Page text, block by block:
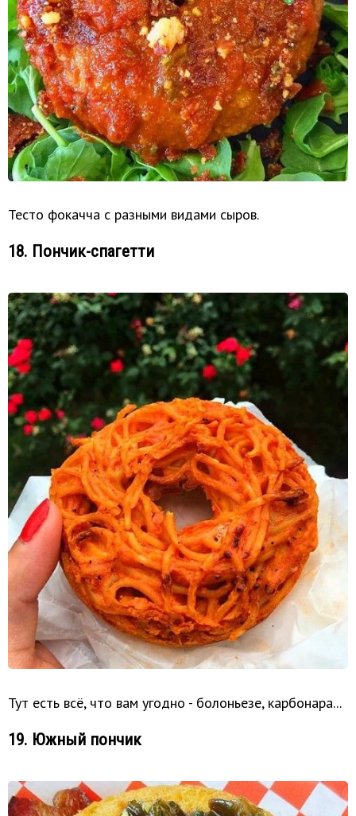
Тесто фокачча с разными видами сыров.
18. Пончик-спагетти
Тут есть всё, что вам угодно - болоньезе, карбонара...
19. Южный пончик